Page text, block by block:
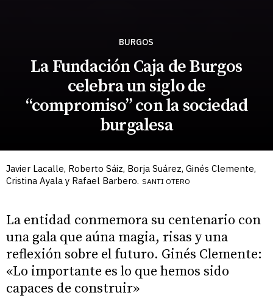
BURGOS
La Fundación Caja de Burgos
celebra un siglo de
“compromiso” con la sociedad
burgalesa
Javier Lacalle, Roberto Sáiz, Borja Suárez, Ginés Clemente,
Cristina Ayala y Rafael Barbero. SANTI OTERO
La entidad conmemora su centenario con
una gala que aúna magia, risas y una
reflexión sobre el futuro. Ginés Clemente:
«Lo importante es lo que hemos sido
capaces de construir»